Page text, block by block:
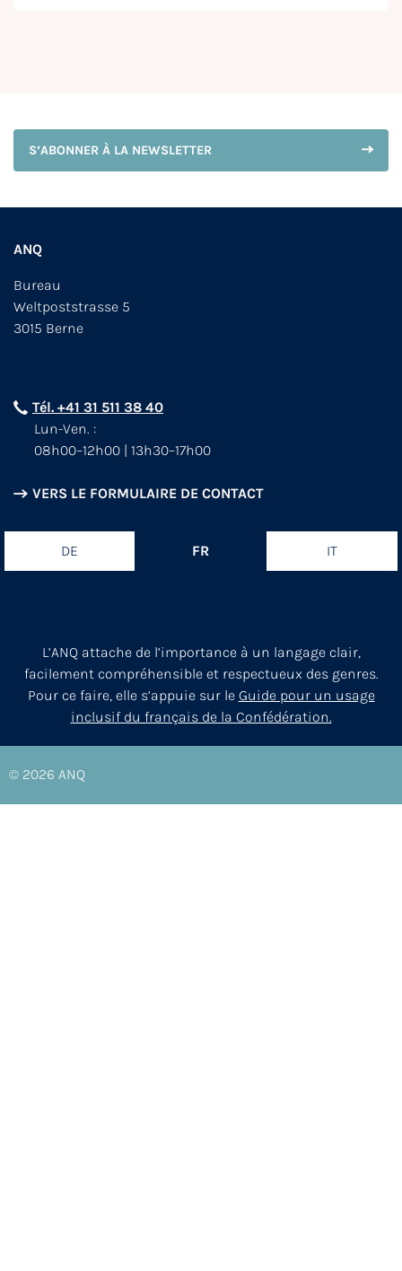
S’ABONNER À LA NEWSLETTER
ANQ
Bureau
Weltpoststrasse 5
3015 Berne
Tél. +41 31 511 38 40
Lun-Ven. :
08h00–12h00 | 13h30–17h00
VERS LE FORMULAIRE DE CONTACT
DE FR IT
L’ANQ attache de l’importance à un langage clair,
facilement compréhensible et respectueux des genres.
Pour ce faire, elle s’appuie sur le Guide pour un usage
inclusif du français de la Confédération.
© 2026 ANQ